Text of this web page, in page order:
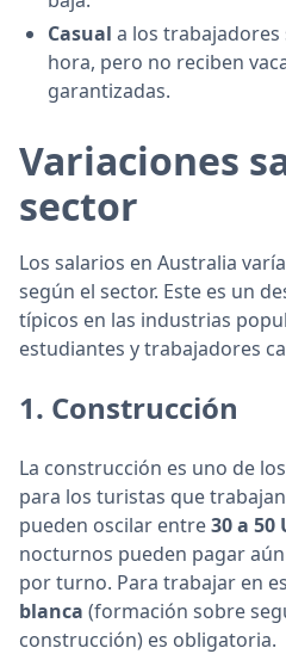
Casual a los trabajadores
hora, pero no reciben
garantizadas.
Variaciones
sector
Los salarios en Australia
según el sector. Este es un
típicos en las industrias
estudiantes y trabajadores
1. Construcción
La construcción es uno de
para los turistas que
pueden oscilar entre30 a 50
nocturnos pueden pagar
por turno. Para trabajar en
blanca (formación sobre
construcción) es obligatoria.